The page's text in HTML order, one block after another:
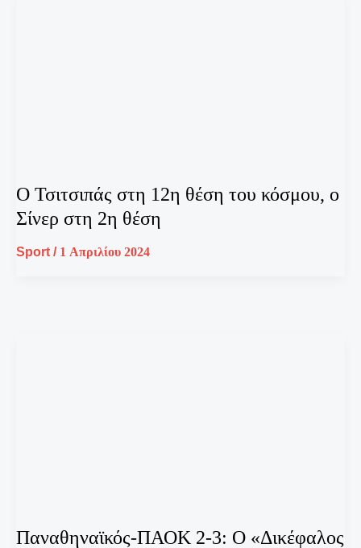
Ο Τσιτσιπάς στη 12η θέση του κόσμου, ο
Σίνερ στη 2η θέση
Sport / 1 Απριλίου 2024
Παναθηναϊκός-ΠΑΟΚ 2-3: Ο «Δικέφαλος